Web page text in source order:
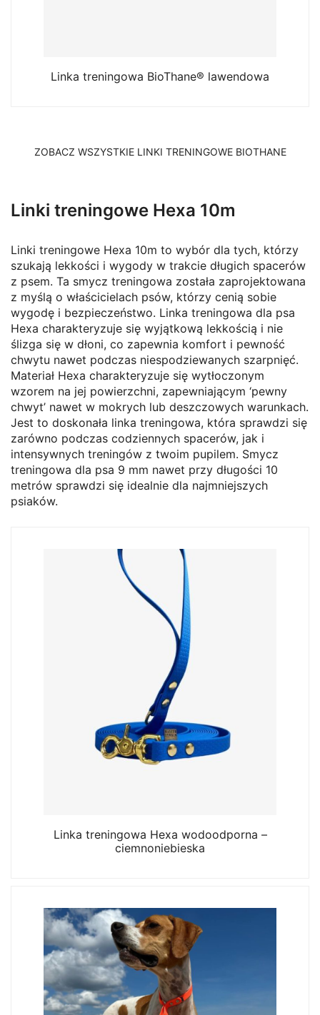
Linka treningowa BioThane® lawendowa
ZOBACZ WSZYSTKIE LINKI TRENINGOWE BIOTHANE
Linki treningowe Hexa 10m
Linki treningowe Hexa 10m to wybór dla tych, którzy
szukają lekkości i wygody w trakcie długich spacerów
z psem. Ta smycz treningowa została zaprojektowana
z myślą o właścicielach psów, którzy cenią sobie
wygodę i bezpieczeństwo. Linka treningowa dla psa
Hexa charakteryzuje się wyjątkową lekkością i nie
ślizga się w dłoni, co zapewnia komfort i pewność
chwytu nawet podczas niespodziewanych szarpnięć.
Materiał Hexa charakteryzuje się wytłoczonym
wzorem na jej powierzchni, zapewniającym ‘pewny
chwyt’ nawet w mokrych lub deszczowych warunkach.
Jest to doskonała linka treningowa, która sprawdzi się
zarówno podczas codziennych spacerów, jak i
intensywnych treningów z twoim pupilem. Smycz
treningowa dla psa 9 mm nawet przy długości 10
metrów sprawdzi się idealnie dla najmniejszych
psiaków.
Linka treningowa Hexa wodoodporna –
ciemnoniebieska